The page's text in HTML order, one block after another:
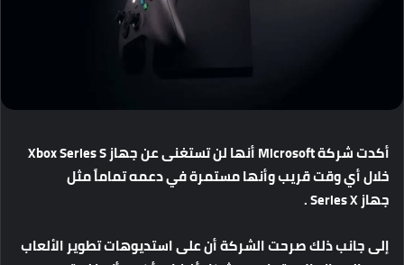
أكدتشركة أنهالنتستغنىعنجهاز
خلالأيوقتقريبوأنهامستمرةفيدعمهتماماًمثل
جهازSeries X .
إلىجانبذلكصرحتالشركةأنعلىاستديوهاتتطويرالألعاب